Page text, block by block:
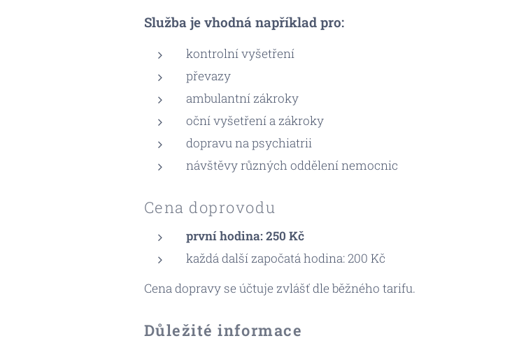
Služba je vhodná například pro:
kontrolní vyšetření
převazy
ambulantní zákroky
oční vyšetření a zákroky
dopravu na psychiatrii
návštěvy různých oddělení nemocnic
Cena doprovodu
první hodina: 250 Kč
každá další započatá hodina: 200 Kč
Cena dopravy se účtuje zvlášť dle běžného tarifu.
Důležité informace